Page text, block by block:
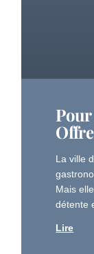
Pour
La ville
Mais
détente
Lire